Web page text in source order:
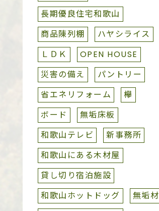
長期優良住宅和歌山
商品陳列棚
ハヤシライス
ＬＤＫ
OPEN HOUSE
災害の備え
パントリー
省エネリフォーム
欅
ボード
無垢床板
和歌山テレビ
新事務所
和歌山にある木材屋
貸し切り宿泊施設
和歌山ホットドッグ
無垢材